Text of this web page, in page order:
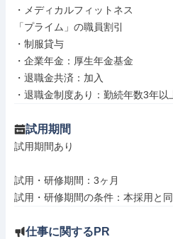
・メディカルフィットネス
「プライム」の職員割引
・制服貸与
・企業年金：厚生年金基金
・退職金共済：加入
・退職金制度あり：勤続年数3年以
試用期間
試用期間あり
試用・研修期間：3ヶ月
仕事に関するPR